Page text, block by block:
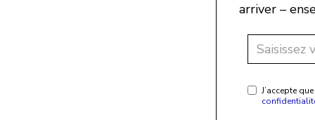
arriver –
J’accepte